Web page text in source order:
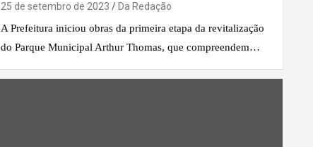
25 de setembro de 2023
Da Redação
A Prefeitura iniciou obras da primeira etapa da revitalização
do Parque Municipal Arthur Thomas, que compreendem…